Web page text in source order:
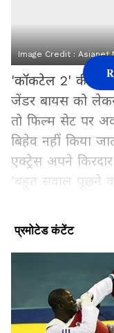
Image Credit :Asianet
'कॉकटेल 2' की
जेंडर बायस को
तो फिल्म सेट पर
बिहेव नहीं किया
एक्ट्रेस अपने
'बहुत सवाल पूछने
इनवॉल्व्ड माना
चैनल पर बातचीत
Add Asianetnews